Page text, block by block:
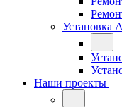
Установка
Наши проекты